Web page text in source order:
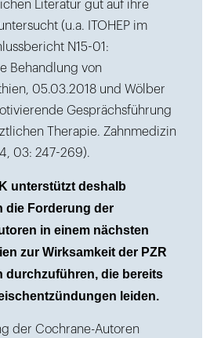
Literatur gut auf ihre
(u.a. ITOHEP im
N15-01:
Behandlung von
05.03.2018 und Wölber
Gesprächsführung
Therapie. Zahnmedizin
03: 247-269).
unterstützt deshalb
die Forderung der
in einem nächsten
zur Wirksamkeit der PZR
durchzuführen, die bereits
leiden.
der Cochrane-Autoren